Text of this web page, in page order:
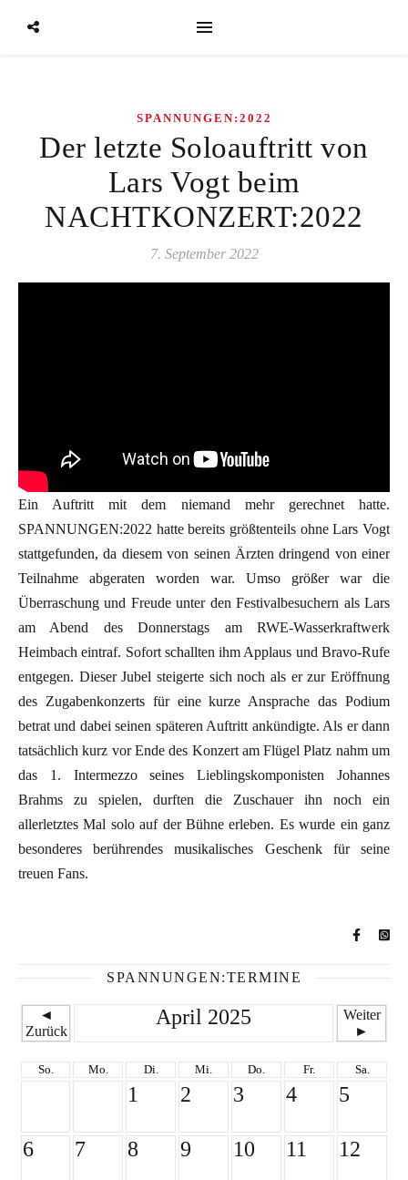
SPANNUNGEN:2022
Der letzte Soloauftritt von
Lars Vogt beim
NACHTKONZERT:2022
7. September 2022
Ein Auftritt mit dem niemand mehr gerechnet hatte.
SPANNUNGEN:2022 hatte bereits größtenteils ohne Lars Vogt
stattgefunden, da diesem von seinen Ärzten dringend von einer
Teilnahme abgeraten worden war. Umso größer war die
Überraschung und Freude unter den Festivalbesuchern als Lars
am Abend des Donnerstags am RWE-Wasserkraftwerk
Heimbach eintraf. Sofort schallten ihm Applaus und Bravo-Rufe
entgegen. Dieser Jubel steigerte sich noch als er zur Eröffnung
des Zugabenkonzerts für eine kurze Ansprache das Podium
betrat und dabei seinen späteren Auftritt ankündigte. Als er dann
tatsächlich kurz vor Ende des Konzert am Flügel Platz nahm um
das 1. Intermezzo seines Lieblingskomponisten Johannes
Brahms zu spielen, durften die Zuschauer ihn noch ein
allerletztes Mal solo auf der Bühne erleben. Es wurde ein ganz
besonderes berührendes musikalisches Geschenk für seine
treuen Fans.
SPANNUNGEN:TERMINE
◄
Zurück
April 2025
Weiter
►
So. Mo. Di. Mi. Do. Fr. Sa.
1 2 3 4 5
6 7 8 9 10 11 12